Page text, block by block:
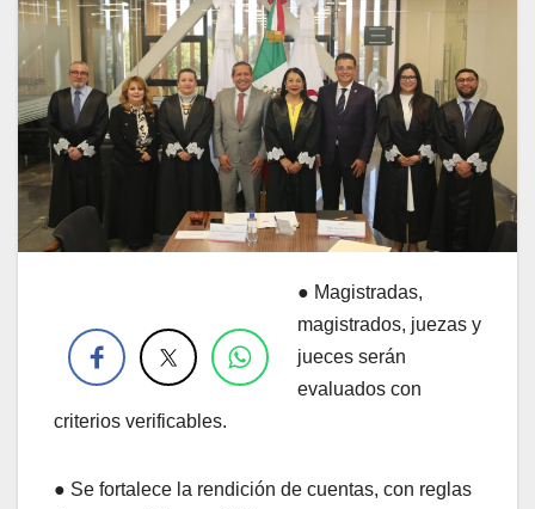
● Magistradas,
magistrados, juezas y
jueces serán
evaluados con
criterios verificables.
● Se fortalece la rendición de cuentas, con reglas